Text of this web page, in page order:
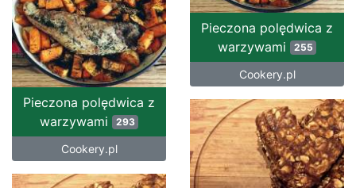
Pieczona polędwica z
warzywami
255
Cookery.pl
Pieczona polędwica z
warzywami
293
Cookery.pl